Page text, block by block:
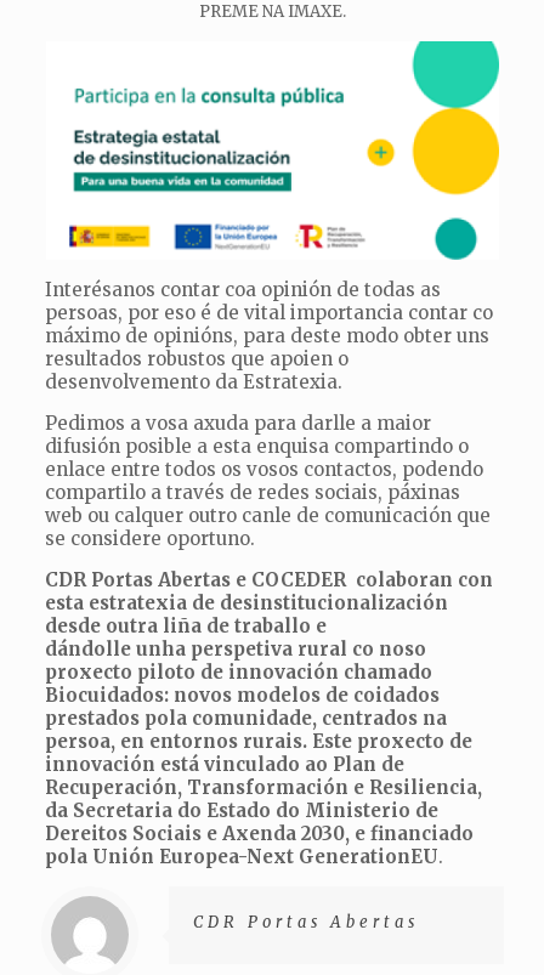
PREME NA IMAXE.
Interésanos contar coa opinión de todas as
persoas, por eso é de vital importancia contar co
máximo de opinións, para deste modo obter uns
resultados robustos que apoien o
desenvolvemento da Estratexia.
Pedimos a vosa axuda para darlle a maior
difusión posible a esta enquisa compartindo o
enlace entre todos os vosos contactos, podendo
compartilo a través de redes sociais, páxinas
web ou calquer outro canle de comunicación que
se considere oportuno.
CDR Portas Abertas e COCEDER colaboran con
esta estratexia de desinstitucionalización
desde outra liña de traballo e
dándolle unha perspetiva rural co noso
proxecto piloto de innovación chamado
Biocuidados: novos modelos de coidados
prestados pola comunidade, centrados na
persoa, en entornos rurais. Este proxecto de
innovación está vinculado ao Plan de
Recuperación, Transformación e Resiliencia,
da Secretaria do Estado do Ministerio de
Dereitos Sociais e Axenda 2030, e financiado
pola Unión Europea-Next GenerationEU.
CDR Portas Abertas